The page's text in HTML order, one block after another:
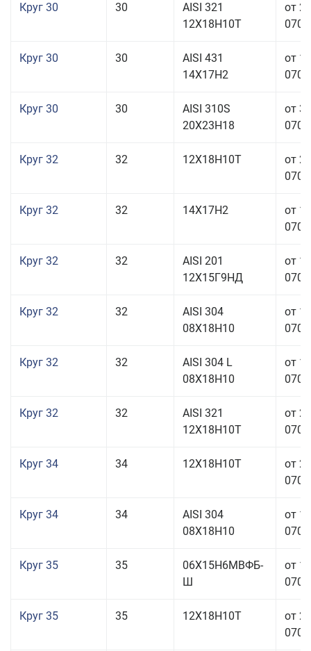
Круг 30 30
AISI 321
12Х18Н10Т
от
Круг 30 30
AISI 431
14Х17Н2
от
Круг 30 30
AISI 310S
20Х23Н18
от
Круг 32 32 12Х18Н10Т
от
Круг 32 32 14Х17Н2
от
Круг 32 32
AISI 201
12Х15Г9НД
от
Круг 32 32
AISI 304
08Х18Н10
от
Круг 32 32
AISI 304 L
08Х18Н10
от
Круг 32 32
AISI 321
12Х18Н10Т
от
Круг 34 34 12Х18Н10Т
от
Круг 34 34
AISI 304
08Х18Н10
от
Круг 35 35
06Х15Н6МВФБ-
Ш
от
Круг 35 35 12Х18Н10Т
от